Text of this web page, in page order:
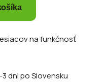
na funkčnosť
dni po Slovensku